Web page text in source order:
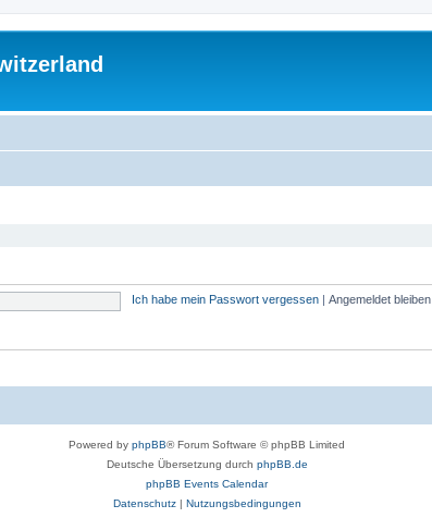
Ich habe mein Passwort vergessen Angemeldet bleiben
Powered by phpBB® Forum Software © phpBB Limited
Deutsche Übersetzung durch phpBB.de
phpBB Events Calendar
Datenschutz| Nutzungsbedingungen